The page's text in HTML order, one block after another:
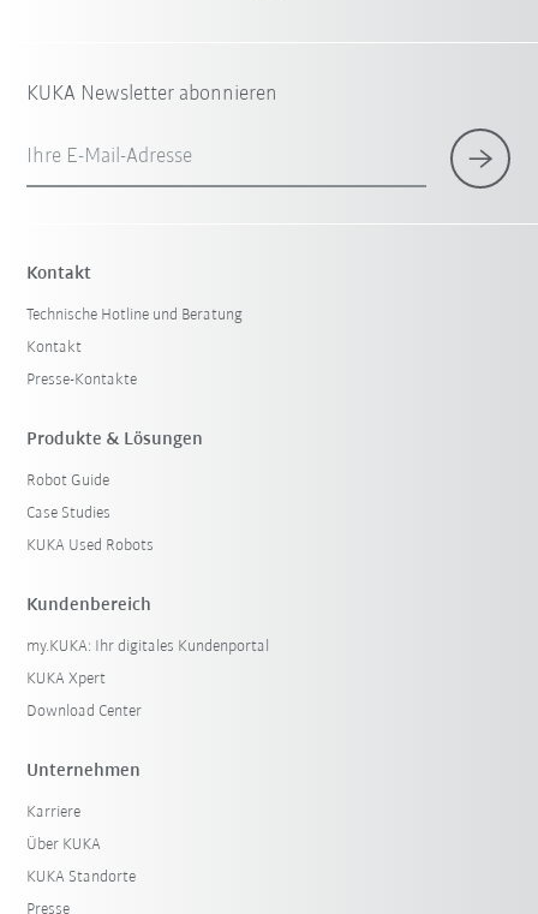
KUKA Newsletter abonnieren
Ihre E-Mail-Adresse
Kontakt
Technische Hotline und Beratung
Kontakt
Presse-Kontakte
Produkte & Lösungen
Robot Guide
Case Studies
KUKA Used Robots
Kundenbereich
my.KUKA: Ihr digitales Kundenportal
KUKA Xpert
Download Center
Unternehmen
Karriere
Über KUKA
KUKA Standorte
Presse